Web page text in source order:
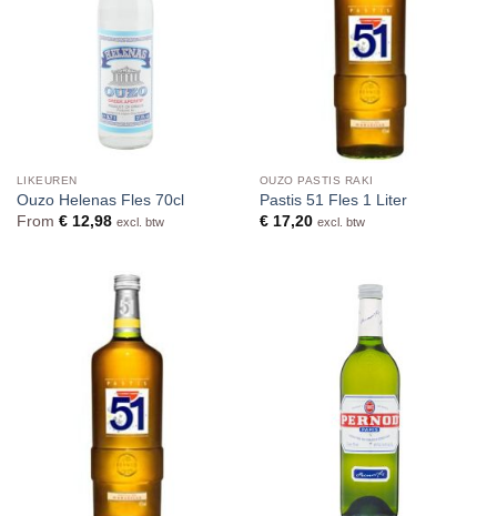
LIKEUREN
Ouzo Helenas Fles 70cl
From €12,98 excl. btw
OUZO PASTIS RAKI
Pastis 51 Fles 1 Liter
€17,20 excl. btw